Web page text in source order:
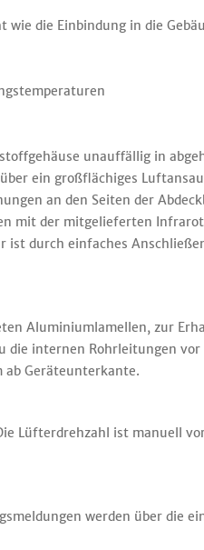
die Einbindung in die
unauffällig in
ein großflächiges
an den Seiten der
mit der mitgelieferten
ist durch einfaches
Aluminiumlamellen, zur
die internen Rohrleitungen vor
ab Geräteunterkante.
Lüfterdrehzahl ist manuell
werden über die